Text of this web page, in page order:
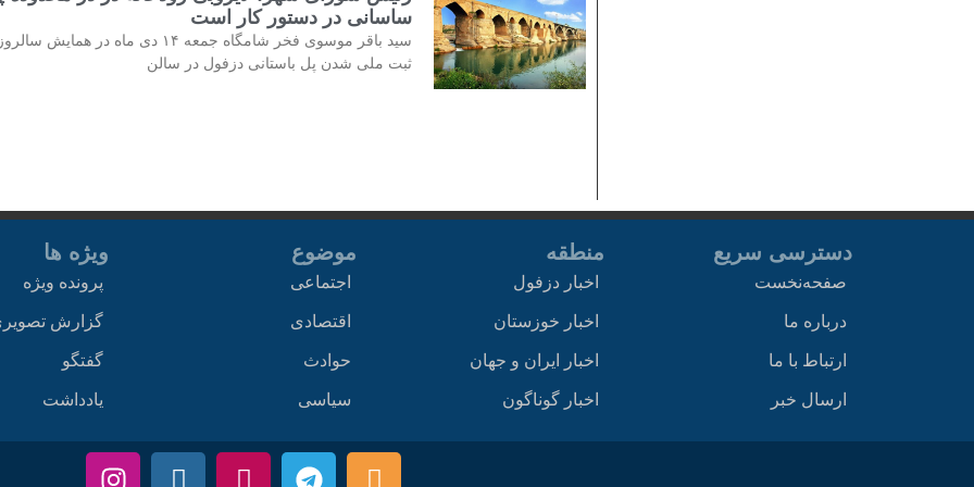
ساسانی در دستور کار است
سید باقر موسوی فخر شامگاه جمعه ۱۴ دی ماه در همایش
ثبت ملی شدن پل باستانی دزفول در سالن
دسترسی سریع
صفحه‌نخست
درباره ما
ارتباط با ما
ارسال خبر
منطقه
اخبار دزفول
اخبار خوزستان
اخبار ایران و جهان
اخبار گوناگون
موضوع
اجتماعی
اقتصادی
حوادث
سیاسی
ویژه ها
پرونده ویژه
گزارش
گفتگو
یادداشت